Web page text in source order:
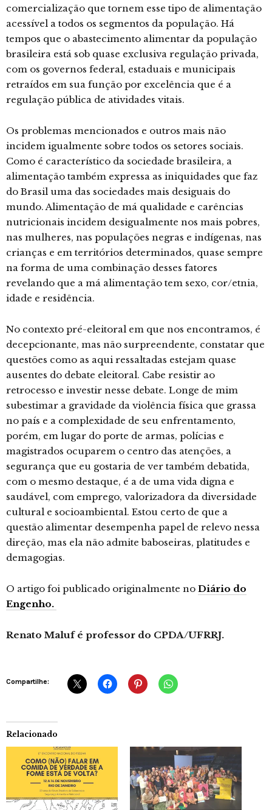
comercialização que tornem esse tipo de alimentação
acessível a todos os segmentos da população. Há
tempos que o abastecimento alimentar da população
brasileira está sob quase exclusiva regulação privada,
com os governos federal, estaduais e municipais
retraídos em sua função por excelência que é a
regulação pública de atividades vitais.
Os problemas mencionados e outros mais não
incidem igualmente sobre todos os setores sociais.
Como é característico da sociedade brasileira, a
alimentação também expressa as iniquidades que faz
do Brasil uma das sociedades mais desiguais do
mundo. Alimentação de má qualidade e carências
nutricionais incidem desigualmente nos mais pobres,
nas mulheres, nas populações negras e indígenas, nas
crianças e em territórios determinados, quase sempre
na forma de uma combinação desses fatores
revelando que a má alimentação tem sexo, cor/etnia,
idade e residência.
No contexto pré-eleitoral em que nos encontramos, é
decepcionante, mas não surpreendente, constatar que
questões como as aqui ressaltadas estejam quase
ausentes do debate eleitoral. Cabe resistir ao
retrocesso e investir nesse debate. Longe de mim
subestimar a gravidade da violência física que grassa
no país e a complexidade de seu enfrentamento,
porém, em lugar do porte de armas, polícias e
magistrados ocuparem o centro das atenções, a
segurança que eu gostaria de ver também debatida,
com o mesmo destaque, é a de uma vida digna e
saudável, com emprego, valorizadora da diversidade
cultural e socioambiental. Estou certo de que a
questão alimentar desempenha papel de relevo nessa
direção, mas ela não admite baboseiras, platitudes e
demagogias.
O artigo foi publicado originalmente no Diário do
Engenho.
Renato Maluf é professor do CPDA/UFRRJ.
Compartilhe:
Relacionado